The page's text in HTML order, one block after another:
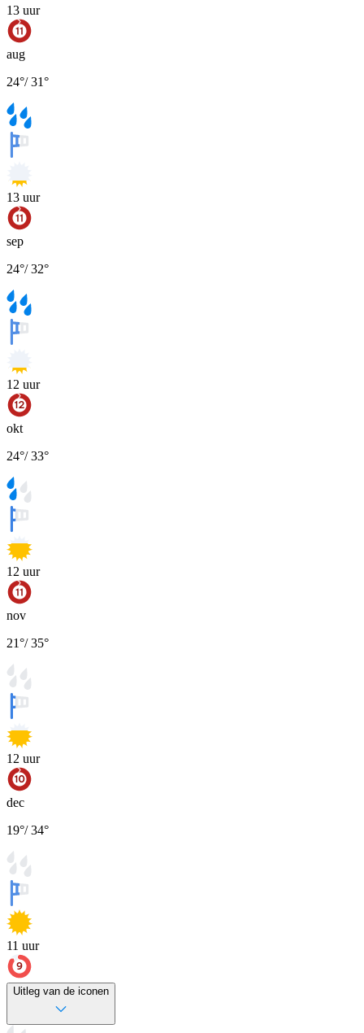
13 uur
aug
24°/31°
13 uur
sep
24°/32°
12 uur
okt
24°/33°
12 uur
nov
21°/35°
12 uur
dec
19°/34°
11 uur
Uitleg van de iconen